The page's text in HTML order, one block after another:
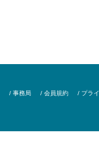
/ 事務局 / 会員規約 / プラ